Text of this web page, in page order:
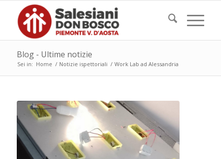
Blog - Ultime notizie
Sei in: Home / Notizie ispettoriali / Work Lab ad Alessandria